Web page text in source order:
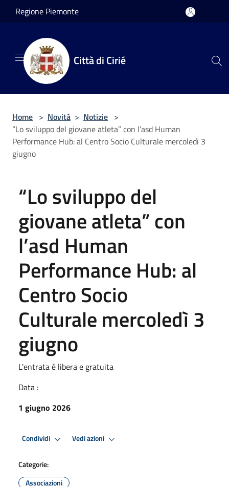
Salta al contenuto principale
Regione Piemonte
Città di Cirié
Home > Novità > Notizie >
“Lo sviluppo del giovane atleta” con l’asd Human
Performance Hub: al Centro Socio Culturale mercoledì 3
giugno
“Lo sviluppo del
giovane atleta” con
l’asd Human
Performance Hub: al
Centro Socio
Culturale mercoledì 3
giugno
L'entrata è libera e gratuita
Data :
1 giugno 2026
Condividi Vedi azioni
Categorie:
Associazioni